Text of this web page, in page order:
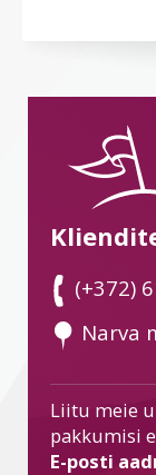
(+372)
Narva
Liitu meie
pakkumisi
E-posti